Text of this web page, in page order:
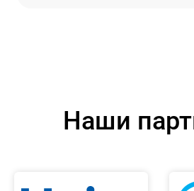
Наши